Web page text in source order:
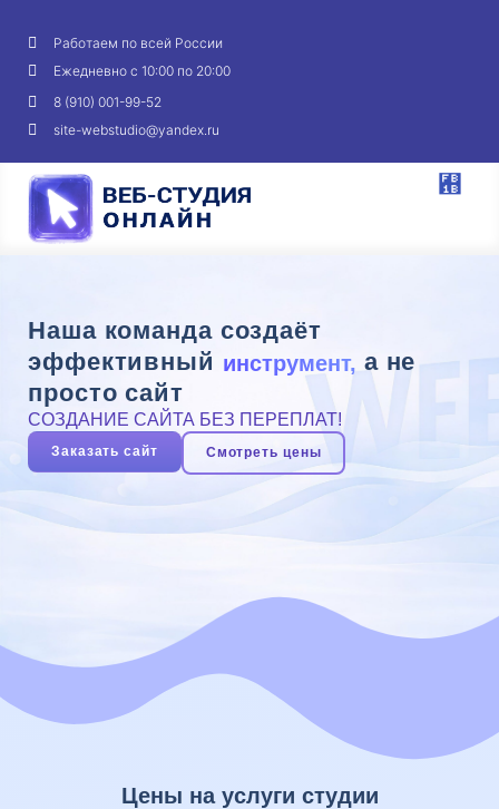
Работаем по всей России
Ежедневно с 10:00 по 20:00
8 (910) 001-99-52
site-webstudio@yandex.ru
Наша команда создаёт
эффективный инструмент, а не
просто сайт
СОЗДАНИЕ САЙТА БЕЗ ПЕРЕПЛАТ!
Заказать сайт Смотреть цены
Цены на услуги студии